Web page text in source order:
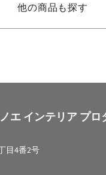
他の商品も探す
エ インテリア プロ
目4番2号